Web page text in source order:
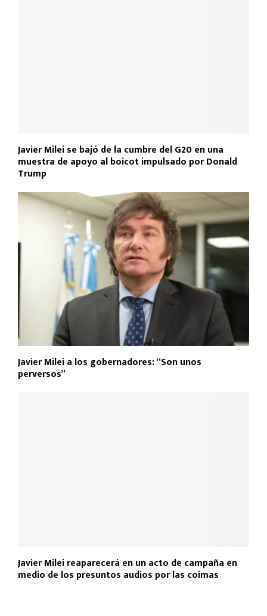
Javier Milei se bajó de la cumbre del G20 en una
muestra de apoyo al boicot impulsado por Donald
Trump
Javier Milei a los gobernadores: “Son unos
perversos”
Javier Milei reaparecerá en un acto de campaña en
medio de los presuntos audios por las coimas